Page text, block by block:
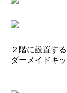
２階に設置す
ダーメイドキ